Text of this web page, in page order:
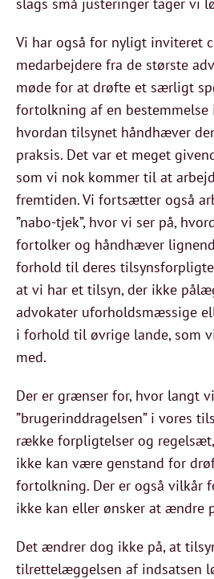
Vi har også for nyligt inviteret
medarbejdere fra de største
møde for at drøfte et særligt
fortolkning af en bestemmelse
hvordan tilsynet håndhæver
praksis. Det var et meget
som vi nok kommer til at
fremtiden. Vi fortsætter også
”nabo-tjek”, hvor vi ser på,
fortolker og håndhæver
forhold til deres
at vi har et tilsyn, der ikke
advokater uforholdsmæssige
i forhold til øvrige lande, som
med.
Der er grænser for, hvor langt
”brugerinddragelsen” i vores
række forpligtelser og
ikke kan være genstand for
fortolkning. Der er også vilkår
ikke kan eller ønsker at ændre
Det ændrer dog ikke på, at
tilrettelæggelsen af indsatsen